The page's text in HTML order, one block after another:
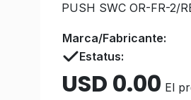
PUSH SWC OR-FR-2/
Marca/Fabricante:
Estatus:
USD 0.00 El